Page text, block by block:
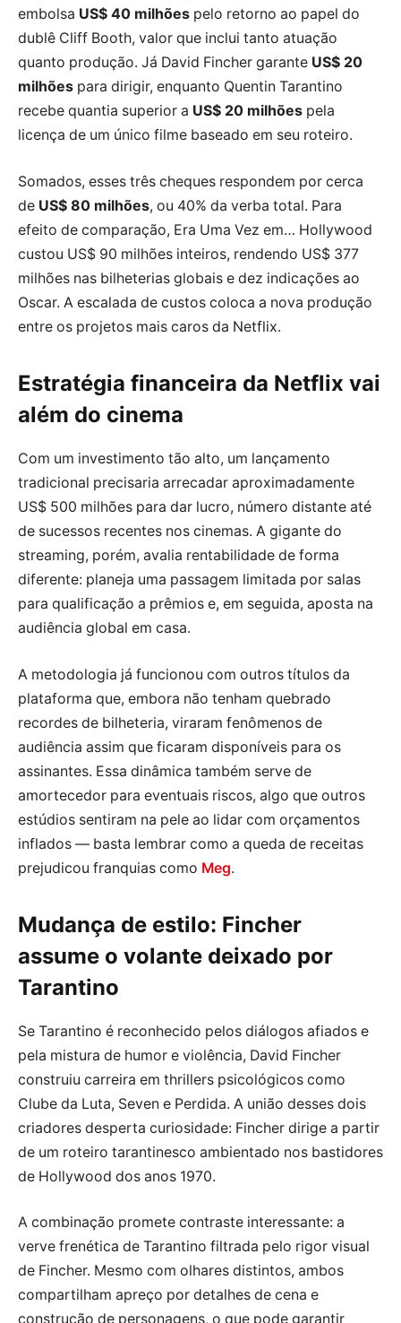
embolsa US$ 40 milhões pelo retorno ao papel do
dublê Cliff Booth, valor que inclui tanto atuação
quanto produção. Já David Fincher garante US$ 20
milhões para dirigir, enquanto Quentin Tarantino
recebe quantia superior a US$ 20 milhões pela
licença de um único filme baseado em seu roteiro.
Somados, esses três cheques respondem por cerca
de US$ 80 milhões, ou 40% da verba total. Para
efeito de comparação, Era Uma Vez em… Hollywood
custou US$ 90 milhões inteiros, rendendo US$ 377
milhões nas bilheterias globais e dez indicações ao
Oscar. A escalada de custos coloca a nova produção
entre os projetos mais caros da Netflix.
Estratégia financeira da Netflix vai
além do cinema
Com um investimento tão alto, um lançamento
tradicional precisaria arrecadar aproximadamente
US$ 500 milhões para dar lucro, número distante até
de sucessos recentes nos cinemas. A gigante do
streaming, porém, avalia rentabilidade de forma
diferente: planeja uma passagem limitada por salas
para qualificação a prêmios e, em seguida, aposta na
audiência global em casa.
A metodologia já funcionou com outros títulos da
plataforma que, embora não tenham quebrado
recordes de bilheteria, viraram fenômenos de
audiência assim que ficaram disponíveis para os
assinantes. Essa dinâmica também serve de
amortecedor para eventuais riscos, algo que outros
estúdios sentiram na pele ao lidar com orçamentos
inflados — basta lembrar como a queda de receitas
prejudicou franquias como Meg.
Mudança de estilo: Fincher
assume o volante deixado por
Tarantino
Se Tarantino é reconhecido pelos diálogos afiados e
pela mistura de humor e violência, David Fincher
construiu carreira em thrillers psicológicos como
Clube da Luta, Seven e Perdida. A união desses dois
criadores desperta curiosidade: Fincher dirige a partir
de um roteiro tarantinesco ambientado nos bastidores
de Hollywood dos anos 1970.
A combinação promete contraste interessante: a
verve frenética de Tarantino filtrada pelo rigor visual
de Fincher. Mesmo com olhares distintos, ambos
compartilham apreço por detalhes de cena e
construção de personagens, o que pode garantir